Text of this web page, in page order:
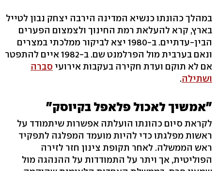
במהלך כהונתו כנשיא המדינה הירבה יצחק נבון לטייל
בארץ, קרא להעלאת רמת החינוך ולצמצום הפערים
הבין-עדתיים. ב-1980 יצא לביקור ממלכתי במצרים
ונאם בערבית מול הפרלמנט שם. ב-1982 איים להתפטר
אם לא תוקם ועדת חקירה בעקבות אירועי סברה
ושתילה.
"אמשיך לאכול פלאפל בקיוסק"
לקראת סיום כהונתו הועלתה אפשרות שיתמודד על
ראשות מפלגתו כדי להיות מועמד המפלגה לתפקיד
ראש הממשלה. לאחר תקופת צינון חזר לזירה
הפוליטית, אך ויתר על התמודדות על ההנהגה מול